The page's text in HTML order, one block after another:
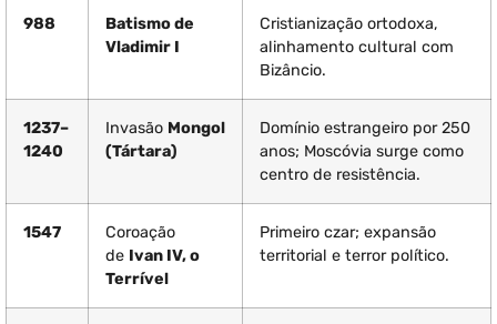
988
Batismo de
Vladimir I
Cristianização ortodoxa,
alinhamento cultural com
Bizâncio.
1237–
1240
Invasão Mongol
(Tártara)
Domínio estrangeiro por 250
anos; Moscóvia surge como
centro de resistência.
1547
Coroação
de Ivan IV, o
Terrível
Primeiro czar; expansão
territorial e terror político.